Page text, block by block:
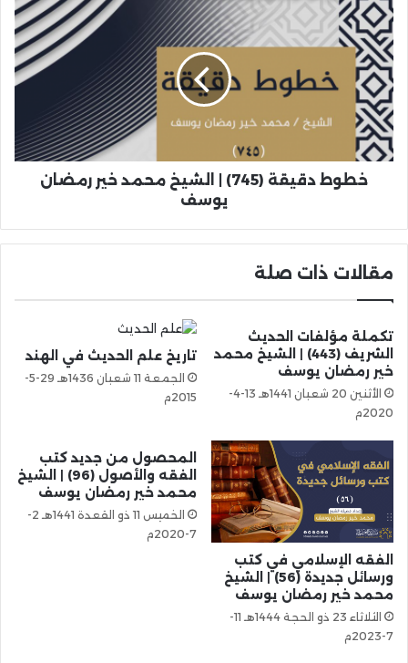
خطوط دقيقة (745) | الشيخ محمد خير رمضان
يوسف
مقالات ذات صلة
تكملة مؤلفات الحديث
الشريف (443) | الشيخ محمد
خير رمضان يوسف
الأثنين 20 شعبان 1441هـ 13-4-
2020م
تاريخ علم الحديث في الهند
الجمعة 11 شعبان 1436هـ 29-5-
2015م
الفقه الإسلامي في كتب
ورسائل جديدة (56) | الشيخ
محمد خير رمضان يوسف
الثلاثاء 23 ذو الحجة 1444هـ 11-
7-2023م
المحصول من جديد كتب
الفقه والأصول (96) | الشيخ
محمد خير رمضان يوسف
الخميس 11 ذو القعدة 1441هـ 2-
7-2020م